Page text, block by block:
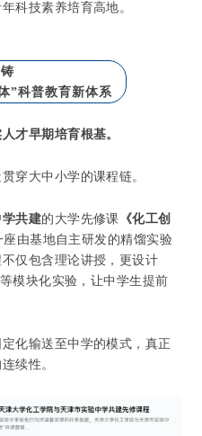
科技素养培育高地。
”科普教育新体系
才早期培育根基。
穿大中小学的课程链。
共建的大学先修课 《化工创
座由基地自主研发的精馏实验
仅包含理论讲授，更设计
模块化实验，让中学生提前
化输送至中学的模式，真正
续性。